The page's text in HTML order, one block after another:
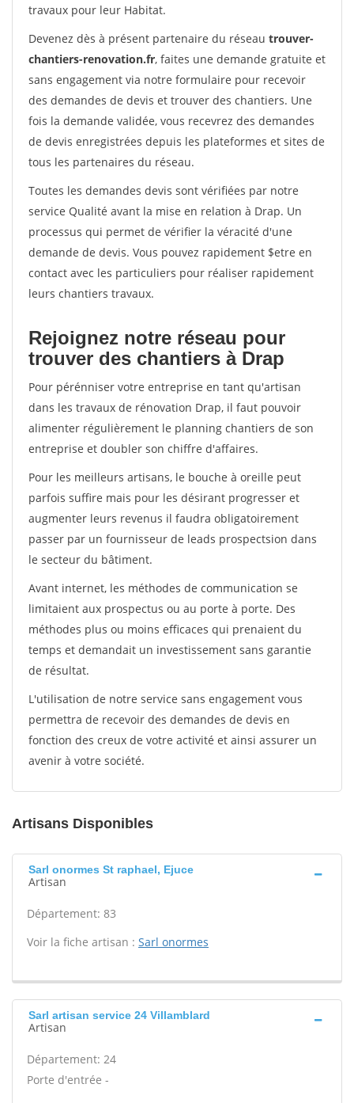
travaux pour leur Habitat.
Devenez dès à présent partenaire du réseau trouver-
chantiers-renovation.fr, faites une demande gratuite et
sans engagement via notre formulaire pour recevoir
des demandes de devis et trouver des chantiers. Une
fois la demande validée, vous recevrez des demandes
de devis enregistrées depuis les plateformes et sites de
tous les partenaires du réseau.
Toutes les demandes devis sont vérifiées par notre
service Qualité avant la mise en relation à Drap. Un
processus qui permet de vérifier la véracité d'une
demande de devis. Vous pouvez rapidement $etre en
contact avec les particuliers pour réaliser rapidement
leurs chantiers travaux.
Rejoignez notre réseau pour
trouver des chantiers à Drap
Pour pérénniser votre entreprise en tant qu'artisan
dans les travaux de rénovation Drap, il faut pouvoir
alimenter régulièrement le planning chantiers de son
entreprise et doubler son chiffre d'affaires.
Pour les meilleurs artisans, le bouche à oreille peut
parfois suffire mais pour les désirant progresser et
augmenter leurs revenus il faudra obligatoirement
passer par un fournisseur de leads prospectsion dans
le secteur du bâtiment.
Avant internet, les méthodes de communication se
limitaient aux prospectus ou au porte à porte. Des
méthodes plus ou moins efficaces qui prenaient du
temps et demandait un investissement sans garantie
de résultat.
L'utilisation de notre service sans engagement vous
permettra de recevoir des demandes de devis en
fonction des creux de votre activité et ainsi assurer un
avenir à votre société.
Artisans Disponibles
Sarl onormes St raphael, Ejuce
Artisan
Département: 83
Voir la fiche artisan : Sarl onormes
Sarl artisan service 24 Villamblard
Artisan
Département: 24
Porte d'entrée -